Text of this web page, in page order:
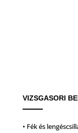
VIZSGASORI
• Fék és